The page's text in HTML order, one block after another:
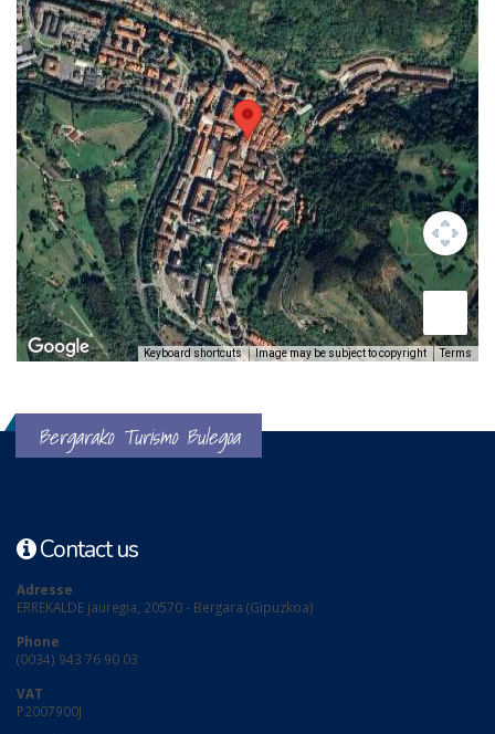
Keyboard shortcuts Image may be subject to copyright Terms
Bergarako Turismo Bulegoa
Contact us
Adresse
ERREKALDE jauregia, 20570 - Bergara (Gipuzkoa)
Phone
(0034) 943 76 90 03
VAT
P2007900J